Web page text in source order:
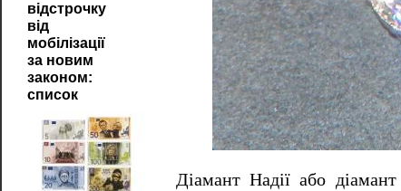
відстрочку
від
мобілізації
за новим
законом:
список
Діамант Надії або